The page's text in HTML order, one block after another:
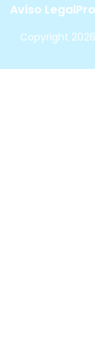
Copyright 2026
Aviso Legal